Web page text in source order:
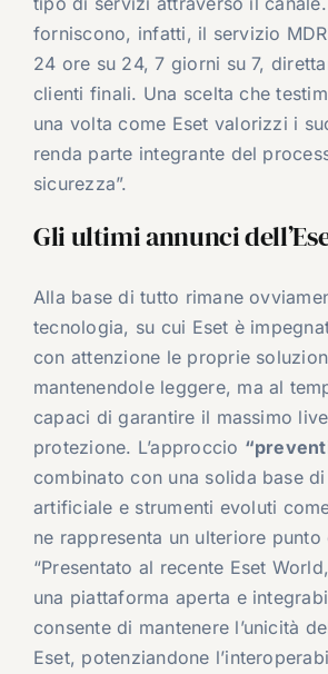
forniscono, infatti, il servizio
24 ore su 24, 7 giorni su 7,
clienti finali. Una scelta che
una volta come Eset valorizzi i
renda parte integrante del
sicurezza”.
Gli ultimi annunci
Alla base di tutto rimane
tecnologia, su cui Eset è
con attenzione le proprie
mantenendole leggere, ma al
capaci di garantire il massimo
protezione. L’approccio
combinato con una solida base
artificiale e strumenti evoluti
ne rappresenta un ulteriore
“Presentato al recente Eset
una piattaforma aperta e
consente di mantenere l’unicità
Eset, potenziandone